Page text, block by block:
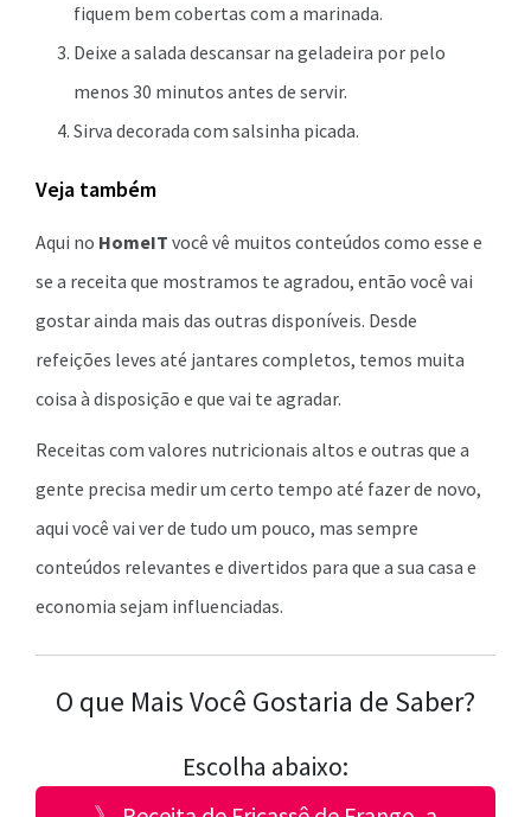
fiquem bem cobertas com a marinada.
Deixe a salada descansar na geladeira por pelo
menos 30 minutos antes de servir.
Sirva decorada com salsinha picada.
Veja também
Aqui no HomeIT você vê muitos conteúdos como esse e
se a receita que mostramos te agradou, então você vai
gostar ainda mais das outras disponíveis. Desde
refeições leves até jantares completos, temos muita
coisa à disposição e que vai te agradar.
Receitas com valores nutricionais altos e outras que a
gente precisa medir um certo tempo até fazer de novo,
aqui você vai ver de tudo um pouco, mas sempre
conteúdos relevantes e divertidos para que a sua casa e
economia sejam influenciadas.
O que Mais Você Gostaria de Saber?
Escolha abaixo: